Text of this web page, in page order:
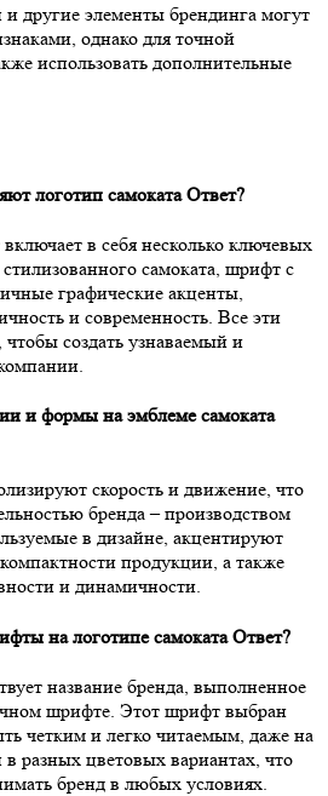
другие элементы брендинга могут
однако для точной
использовать дополнительные
логотип самоката Ответ?
в себя несколько ключевых
самоката, шрифт с
графические акценты,
и современность. Все эти
создать узнаваемый и
и формы на эмблеме самоката
скорость и движение, что
бренда – производством
в дизайне, акцентируют
продукции, а также
и динамичности.
на логотипе самоката Ответ?
название бренда, выполненное
шрифте. Этот шрифт выбран
четким и легко читаемым, даже на
разных цветовых вариантах, что
бренд в любых условиях.